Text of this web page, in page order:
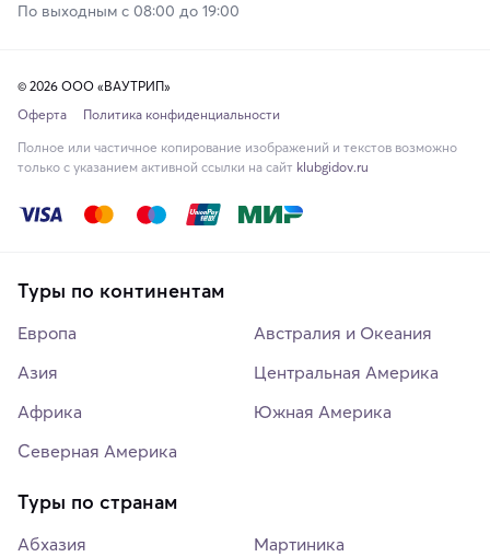
По выходным с 08:00 до 19:00
© 2026 ООО «ВАУТРИП»
Оферта
Политика конфиденциальности
Полное или частичное копирование изображений и текстов возможно
только с указанием активной ссылки на сайт klubgidov.ru
Туры по континентам
Европа
Азия
Африка
Северная Америка
Австралия и Океания
Центральная Америка
Южная Америка
Туры по странам
Абхазия
Мартиника